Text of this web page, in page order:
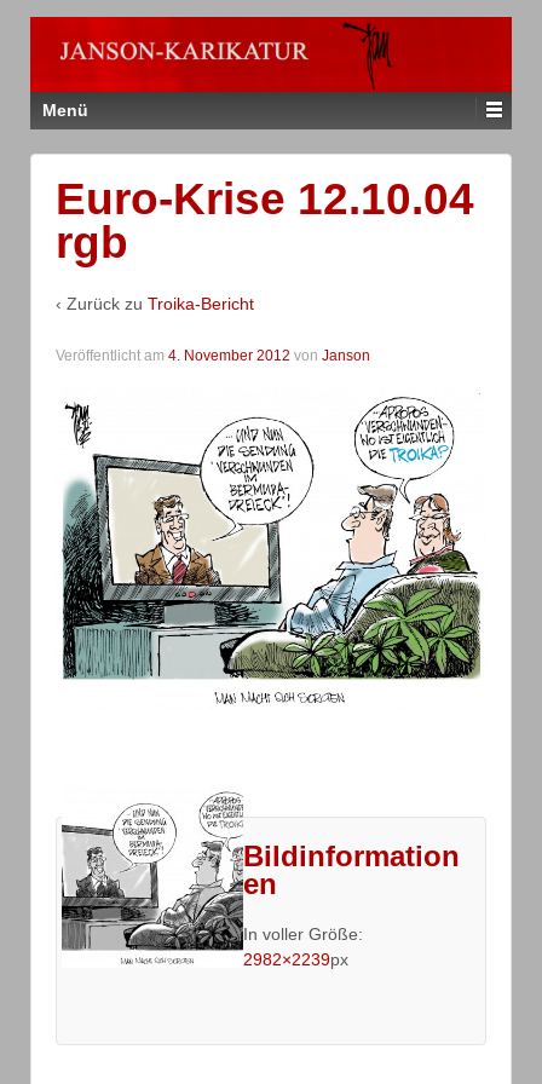
Menü
Euro-Krise 12.10.04
rgb
‹ Zurück zu Troika-Bericht
Veröffentlicht am 4. November 2012 von Janson
Bildinformation
en
In voller Größe:
2982×2239px